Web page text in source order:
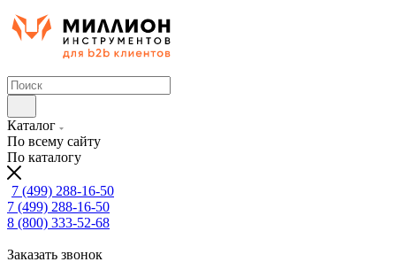
Каталог
По всему сайту
По каталогу
7 (499) 288-16-50
7 (499) 288-16-50
8 (800) 333-52-68
Заказать звонок